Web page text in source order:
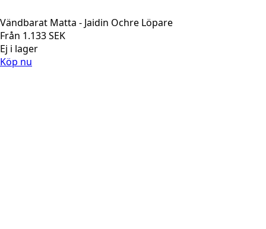
Vändbarat Matta - Jaidin Ochre Löpare
Från 1.133SEK
Ej i lager
Köp nu